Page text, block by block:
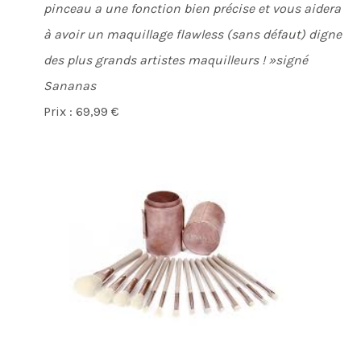
pinceau a une fonction bien précise et vous aidera
à avoir un maquillage flawless (sans défaut) digne
des plus grands artistes maquilleurs ! »signé
Sananas
Prix : 69,99 €